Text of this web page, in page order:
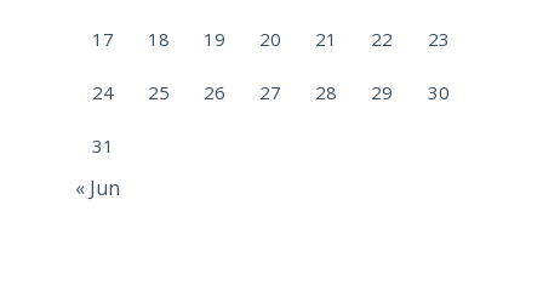
17 18 19 20 21 22 23
24 25 26 27 28 29 30
31
« Jun